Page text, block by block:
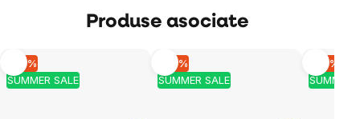
Produse asociate
SUMMER SALE
–10 %
SUMMER SALE
–10 %
SUMMER
–10 %